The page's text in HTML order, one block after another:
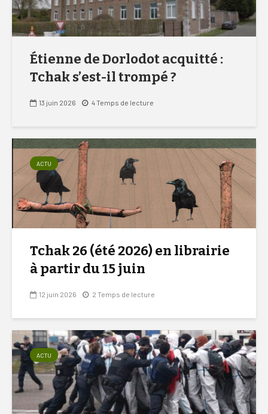
Étienne de Dorlodot acquitté :
Tchak s’est-il trompé ?
13 juin 2026 4 Temps de lecture
ACTU
Tchak 26 (été 2026) en librairie
à partir du 15 juin
12 juin 2026 2 Temps de lecture
ACTU